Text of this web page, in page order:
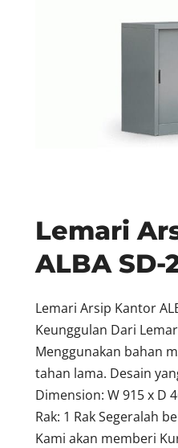
Lemari
ALBA SD-
Lemari Arsip Kantor
Keunggulan Dari
Menggunakan bahan
tahan lama. Desain
Dimension: W 915 x D
Rak: 1 Rak Segeralah
Kami akan memberi